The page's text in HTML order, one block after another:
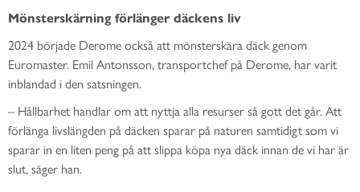
Mönsterskärning förlänger däckens liv
2024 började Derome också att mönsterskära däck genom
Euromaster. Emil Antonsson, transportchef på Derome, har varit
inblandad i den satsningen.
– Hållbarhet handlar om att nyttja alla resurser så gott det går. Att
förlänga livslängden på däcken sparar på naturen samtidigt som vi
sparar in en liten peng på att slippa köpa nya däck innan de vi har är
slut, säger han.